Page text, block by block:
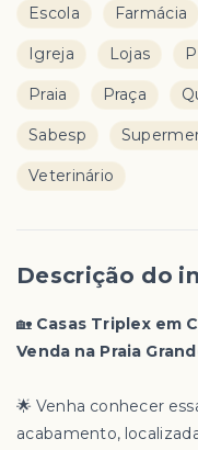
Escola Farmácia
Igreja Lojas
Praia Praça
Sabesp
Veterinário
Descrição do
🏡 Casas Triplex em
Venda na Praia
🌟 Venha conhecer
acabamento,